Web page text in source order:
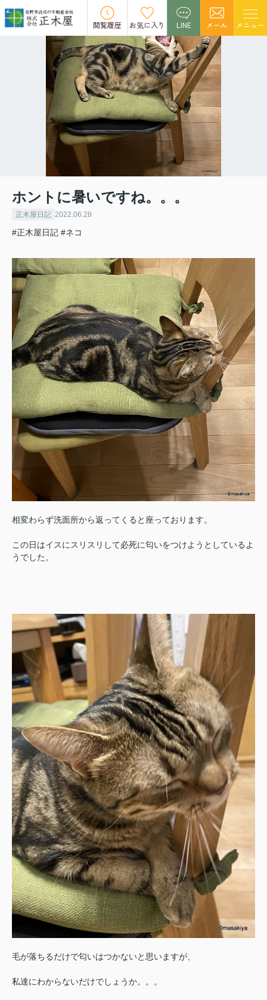
閲覧履歴 お気に入り LINE メール メニュー
ホントに暑いですね。。。
正木屋日記 2022.06.28
#正木屋日記 #ネコ
相変わらず洗面所から返ってくると座っております。
この日はイスにスリスリして必死に匂いをつけようとしているよ
うでした。
毛が落ちるだけで匂いはつかないと思いますが、
私達にわからないだけでしょうか。。。